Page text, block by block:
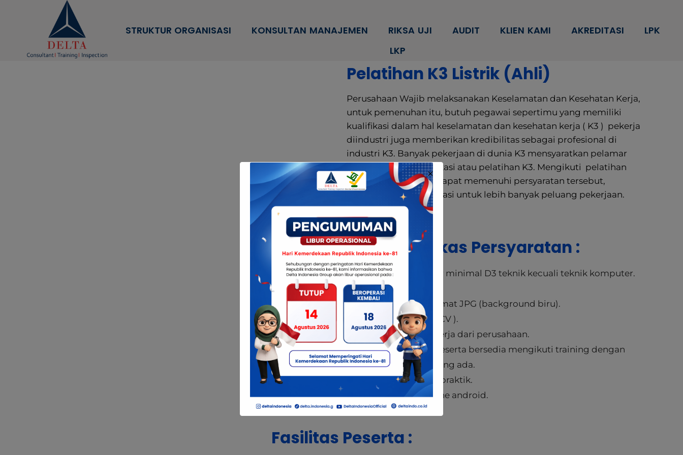
STRUKTUR ORGANISASI KONSULTAN MANAJEMEN RIKSA UJI AUDIT KLIEN KAMI AKREDITASI
LPK
LKP
Pelatihan K3 Listrik (Ahli)
Perusahaan Wajib melaksanakan Keselamatan dan Kesehatan Kerja,
untuk pemenuhan itu, butuh pegawai sepertimu yang memiliki
kualifikasi dalam hal keselamatan dan kesehatan kerja ( K3 ) pekerja
diindustri juga memberikan kredibilitas sebagai profesional di
industri K3. Banyak pekerjaan di dunia K3 mensyaratkan pelamar
untuk memiliki sertifikasi atau pelatihan K3. Mengikuti pelatihan
dan sertifikasi K3 ini, dapat memenuhi persyaratan tersebut,
memiliki akses dan relasi untuk lebih banyak peluang pekerjaan.
Berkas Persyaratan :
Pendidikan terakhir minimal D3 teknik kecuali teknik komputer.
Copy KTP.
Soft file pasfoto format JPG (background biru).
Curriculum Vitae ( CV ).
Surat keterangan kerja dari perusahaan.
Surat pernyataan peserta bersedia mengikuti training dengan
semua peraturan yang ada.
Safety shoes untuk praktik.
Laptop & handphone android.
Fasilitas Peserta :